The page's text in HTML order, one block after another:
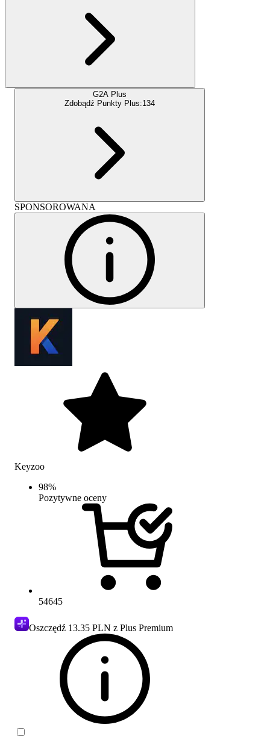
G2A Plus
Zdobądź Punkty Plus:134
SPONSOROWANA
Keyzoo
98%
Pozytywne oceny
54645
Oszczędź 13.35 PLN z Plus Premium